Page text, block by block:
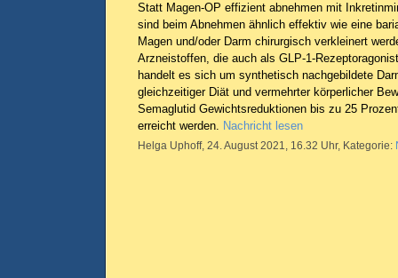
Statt Magen-OP effizient abnehmen mit
sind beim Abnehmen ähnlich effektiv wie eine
Magen und/oder Darm chirurgisch verkleinert
Arzneistoffen, die auch als GLP-1-
handelt es sich um synthetisch nachgebildete
gleichzeitiger Diät und vermehrter körperlicher
Semaglutid Gewichtsreduktionen bis zu 25
erreicht werden. Nachricht lesen
Helga Uphoff, 24. August 2021, 16.32 Uhr, Kategorie: